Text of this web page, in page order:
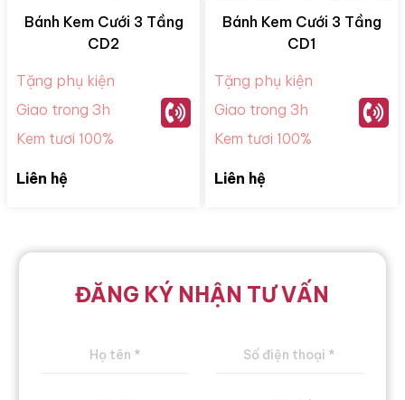
Bánh Kem Cưới 3 Tầng
CD2
Tặng phụ kiện
Giao trong 3h
Kem tươi 100%
Liên hệ
Bánh Kem Cưới 3 Tầng
CD1
Tặng phụ kiện
Giao trong 3h
Kem tươi 100%
Liên hệ
ĐĂNG KÝ NHẬN TƯ VẤN